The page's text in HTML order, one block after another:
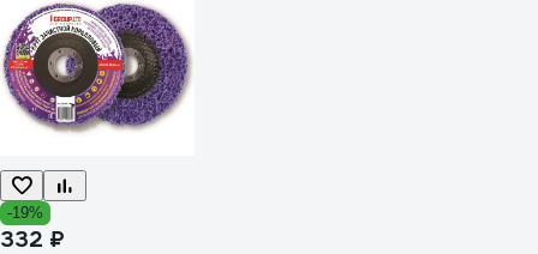
-19%
332 ₽